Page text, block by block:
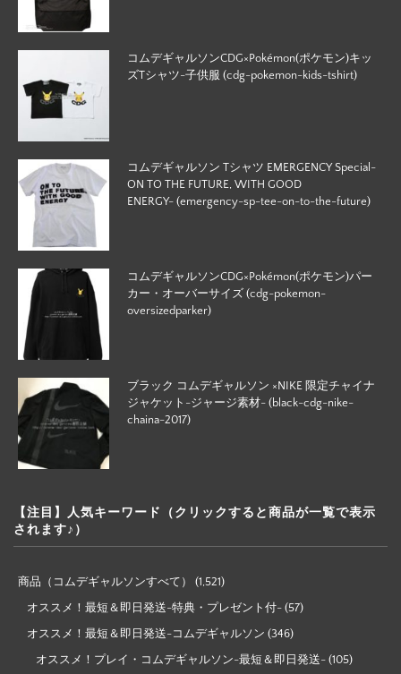
コムデギャルソンCDG×Pokémon(ポケモン)キッ
ズTシャツ-子供服 (cdg-pokemon-kids-tshirt)
コムデギャルソン Tシャツ EMERGENCY Special-
ON TO THE FUTURE, WITH GOOD
ENERGY- (emergency-sp-tee-on-to-the-future)
コムデギャルソンCDG×Pokémon(ポケモン)パー
カー・オーバーサイズ (cdg-pokemon-
oversizedparker)
ブラック コムデギャルソン ×NIKE 限定チャイナ
ジャケット-ジャージ素材- (black-cdg-nike-
chaina-2017)
【注目】人気キーワード（クリックすると商品が一覧で表示
されます♪）
商品（コムデギャルソンすべて） (1,521)
オススメ！最短＆即日発送-特典・プレゼント付- (57)
オススメ！最短＆即日発送-コムデギャルソン (346)
オススメ！プレイ・コムデギャルソン-最短＆即日発送- (105)